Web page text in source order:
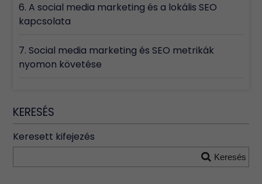
6. A social media marketing és a lokális SEO
kapcsolata
7. Social media marketing és SEO metrikák
nyomon követése
KERESÉS
Keresett kifejezés
Keresés